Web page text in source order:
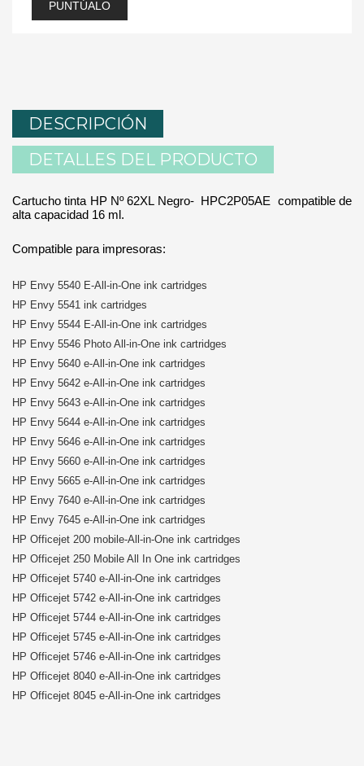
PUNTÚALO
DESCRIPCIÓN
DETALLES DEL PRODUCTO
Cartucho tinta HP Nº 62XL Negro- HPC2P05AE compatible de
alta capacidad 16 ml.
Compatible para impresoras:
HP Envy 5540 E-All-in-One ink cartridges
HP Envy 5541 ink cartridges
HP Envy 5544 E-All-in-One ink cartridges
HP Envy 5546 Photo All-in-One ink cartridges
HP Envy 5640 e-All-in-One ink cartridges
HP Envy 5642 e-All-in-One ink cartridges
HP Envy 5643 e-All-in-One ink cartridges
HP Envy 5644 e-All-in-One ink cartridges
HP Envy 5646 e-All-in-One ink cartridges
HP Envy 5660 e-All-in-One ink cartridges
HP Envy 5665 e-All-in-One ink cartridges
HP Envy 7640 e-All-in-One ink cartridges
HP Envy 7645 e-All-in-One ink cartridges
HP Officejet 200 mobile-All-in-One ink cartridges
HP Officejet 250 Mobile All In One ink cartridges
HP Officejet 5740 e-All-in-One ink cartridges
HP Officejet 5742 e-All-in-One ink cartridges
HP Officejet 5744 e-All-in-One ink cartridges
HP Officejet 5745 e-All-in-One ink cartridges
HP Officejet 5746 e-All-in-One ink cartridges
HP Officejet 8040 e-All-in-One ink cartridges
HP Officejet 8045 e-All-in-One ink cartridges